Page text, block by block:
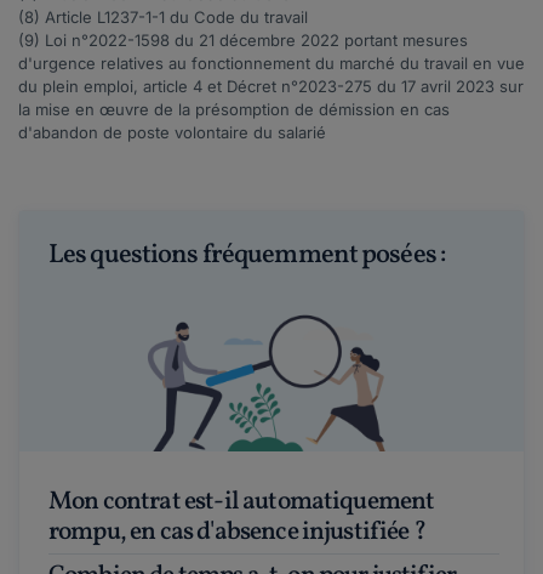
(8) Article L1237-1-1 du Code du travail
(9) Loi n°2022-1598 du 21 décembre 2022 portant mesures
d'urgence relatives au fonctionnement du marché du travail en vue
du plein emploi, article 4 et Décret n°2023-275 du 17 avril 2023 sur
la mise en œuvre de la présomption de démission en cas
d'abandon de poste volontaire du salarié
Les questions fréquemment posées :
Mon contrat est-il automatiquement
rompu, en cas d'absence injustifiée ?